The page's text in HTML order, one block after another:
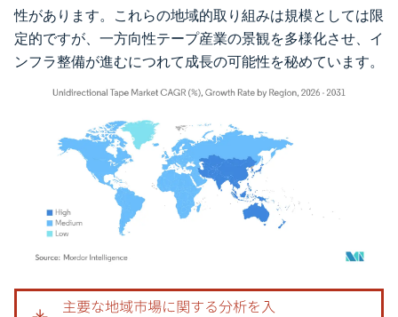
性があります。これらの地域的取り組みは規模としては限
定的ですが、一方向性テープ産業の景観を多様化させ、イ
ンフラ整備が進むにつれて成長の可能性を秘めています。
画像 © Mordor Intelligence。再利用にはCC BY 4.0の表示が必要です。